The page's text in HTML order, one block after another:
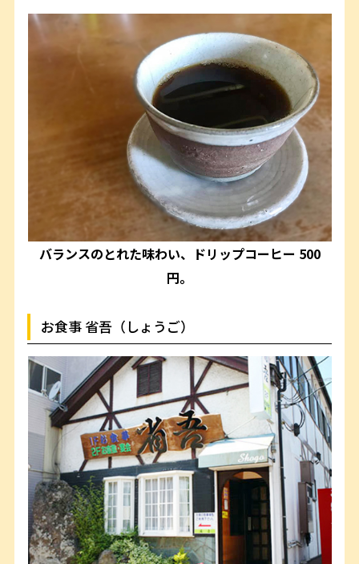
バランスのとれた味わい、ドリップコーヒー 500
円。
お食事 省吾（しょうご）